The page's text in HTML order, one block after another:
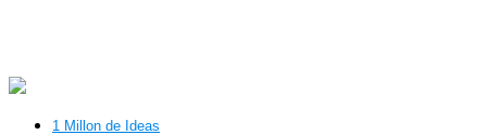
1 Millon de Ideas